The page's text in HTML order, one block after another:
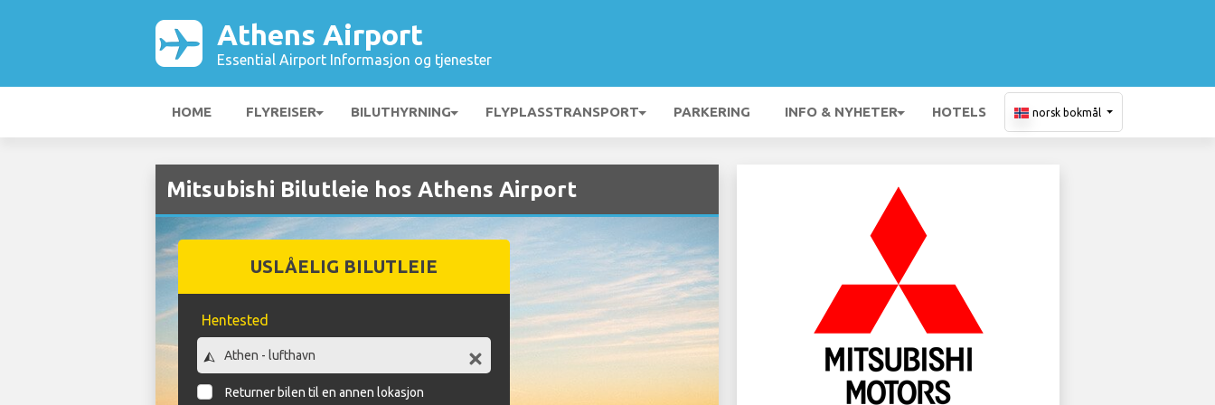
Athens Airport
Essential Airport Informasjon og tjenester
HOME FLYREISER BILUTHYRNING FLYPLASSTRANSPORT PARKERING INFO & NYHETER HOTELS norsk bokmål
Mitsubishi Bilutleie hos Athens Airport
USLÅELIG BILUTLEIE
Hentested
Returner bilen til en annen lokasjon